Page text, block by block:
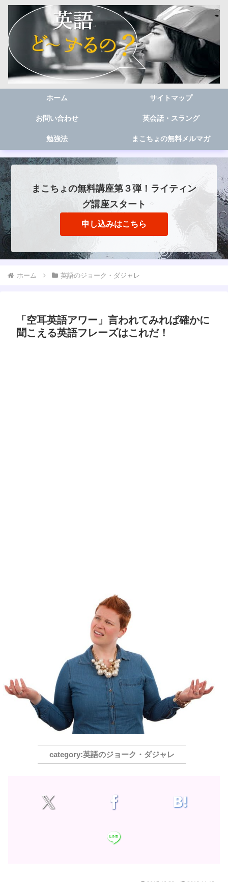
ホーム サイトマップ
お問い合わせ 英会話・スラング
勉強法 まこちょの無料メルマガ
まこちょの無料講座第３弾！ライティン
グ講座スタート
申し込みはこちら
ホーム 英語のジョーク・ダジャレ
「空耳英語アワー」言われてみれば確かに
聞こえる英語フレーズはこれだ！
英語のジョーク・ダジャレ